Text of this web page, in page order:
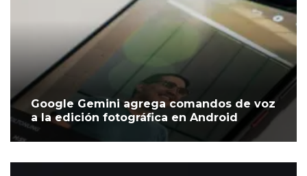
Google Gemini agrega comandos de voz
a la edición fotográfica en Android